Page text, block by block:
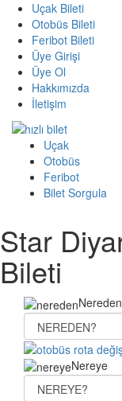
Uçak Bileti
Otobüs Bileti
Feribot Bileti
Üye Girişi
Üye Ol
Hakkımızda
İletişim
Uçak
Otobüs
Feribot
Bilet Sorgula
Star
Bileti
Nereden
Nereye